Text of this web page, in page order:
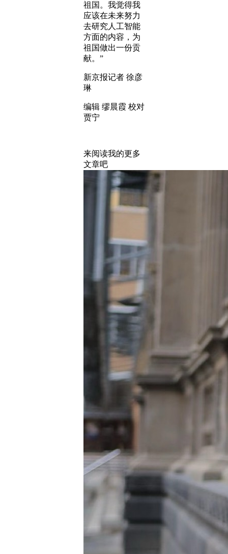
祖国。我觉得我
应该在未来努力
去研究人工智能
方面的内容，为
祖国做出一份贡
献。”
新京报记者 徐彦
琳
编辑 缪晨霞 校对
贾宁
来阅读我的更多
文章吧